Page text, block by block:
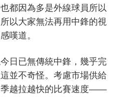
都因為多是外線球員所以
以大家無法再用中鋒的視
嘆道。
日已無傳統中鋒，幾乎完
並不奇怪。考慮市場供給
季越拉越快的比賽速度——